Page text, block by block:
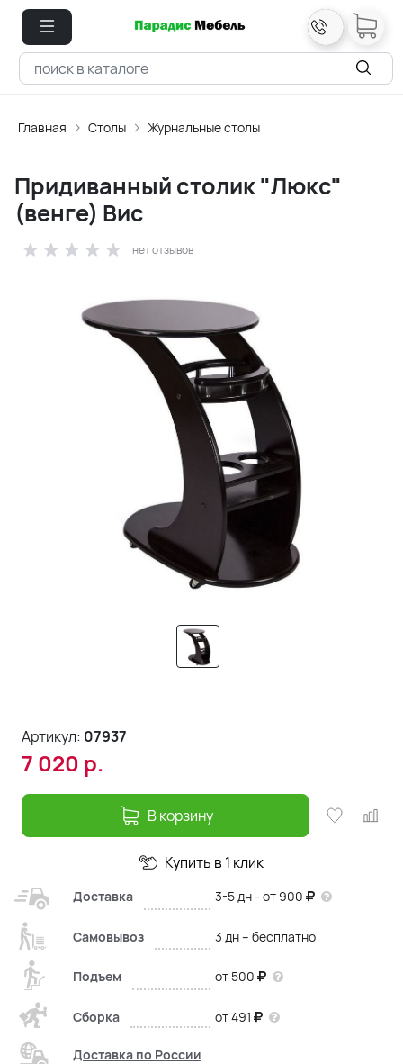
Главная Столы Журнальные столы
Придиванный столик "Люкс"
(венге) Вис
нет отзывов
Артикул: 07937
7 020 р.
В корзину
Купить в 1 клик
Доставка 3-5 дн - от 900
Самовывоз 3 дн – бесплатно
Подъем от 500
Сборка от 491
Доставка по России